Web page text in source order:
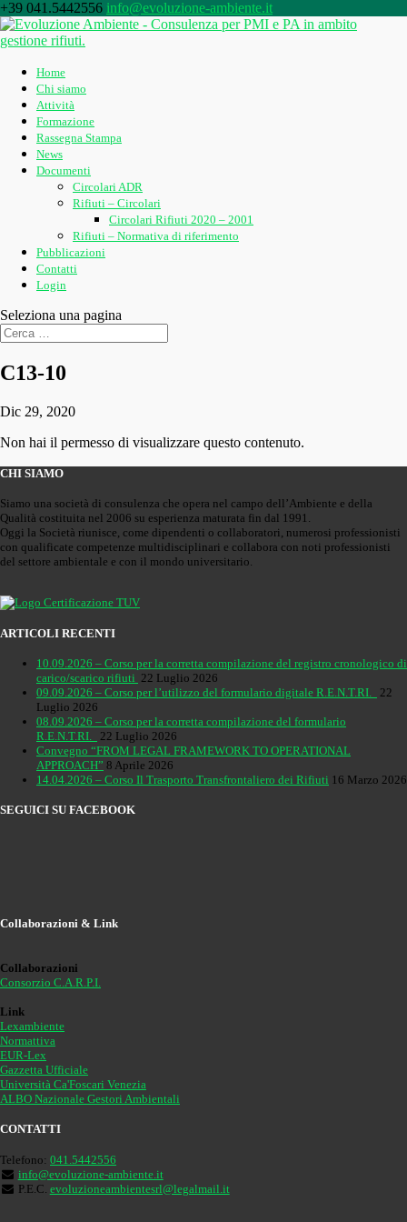
+39 041.5442556 info@evoluzione-ambiente.it
Home
Chi siamo
Attività
Formazione
Rassegna Stampa
News
Documenti
Circolari ADR
Rifiuti – Circolari
Circolari Rifiuti 2020 – 2001
Rifiuti – Normativa di riferimento
Pubblicazioni
Contatti
Login
Seleziona una pagina
C13-10
Dic 29, 2020
Non hai il permesso di visualizzare questo contenuto.
CHI SIAMO
Siamo una società di consulenza che opera nel campo dell’Ambiente e della
Qualità costituita nel 2006 su esperienza maturata fin dal 1991.
Oggi la Società riunisce, come dipendenti o collaboratori, numerosi professionisti
con qualificate competenze multidisciplinari e collabora con noti professionisti
del settore ambientale e con il mondo universitario.
ARTICOLI RECENTI
10.09.2026 – Corso per la corretta compilazione del registro cronologico di
carico/scarico rifiuti 22 Luglio 2026
09.09.2026 – Corso per l’utilizzo del formulario digitale R.E.N.T.RI.
22
Luglio 2026
08.09.2026 – Corso per la corretta compilazione del formulario
R.E.N.T.RI.
22 Luglio 2026
Convegno “FROM LEGAL FRAMEWORK TO OPERATIONAL
APPROACH” 8 Aprile 2026
14.04.2026 – Corso Il Trasporto Transfrontaliero dei Rifiuti 16 Marzo 2026
SEGUICI SU FACEBOOK
Collaborazioni & Link
Collaborazioni
Consorzio C.A.R.P.I.
Link
Lexambiente
Normattiva
EUR-Lex
Gazzetta Ufficiale
Università Ca'Foscari Venezia
ALBO Nazionale Gestori Ambientali
CONTATTI
Telefono: 041.5442556
info@evoluzione-ambiente.it
P.E.C. evoluzioneambientesrl@legalmail.it